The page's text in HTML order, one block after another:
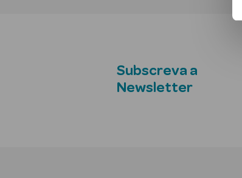
Subscreva a
Newsletter